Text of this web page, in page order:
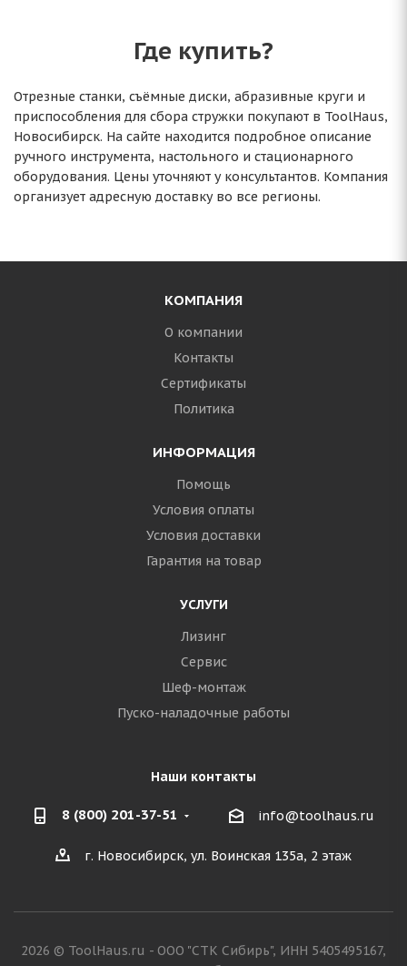
Где купить?
Отрезные станки, съёмные диски, абразивные круги и
приспособления для сбора стружки покупают в ToolHaus,
Новосибирск. На сайте находится подробное описание
ручного инструмента, настольного и стационарного
оборудования. Цены уточняют у консультантов. Компания
организует адресную доставку во все регионы.
КОМПАНИЯ
О компании
Контакты
Сертификаты
Политика
ИНФОРМАЦИЯ
Помощь
Условия оплаты
Условия доставки
Гарантия на товар
УСЛУГИ
Лизинг
Сервис
Шеф-монтаж
Пуско-наладочные работы
Наши контакты
8 (800) 201-37-51 info@toolhaus.ru
г. Новосибирск, ул. Воинская 135а, 2 этаж
2026 © ToolHaus.ru - ООО "СТК Сибирь", ИНН 5405495167,